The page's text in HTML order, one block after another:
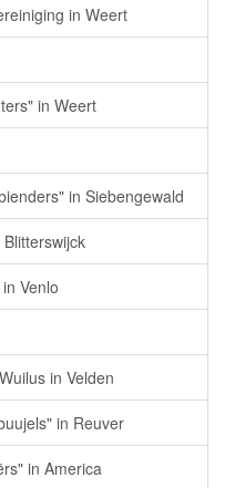
in Weert
in Weert
in Siebengewald
Venlo
in Velden
in Reuver
in America